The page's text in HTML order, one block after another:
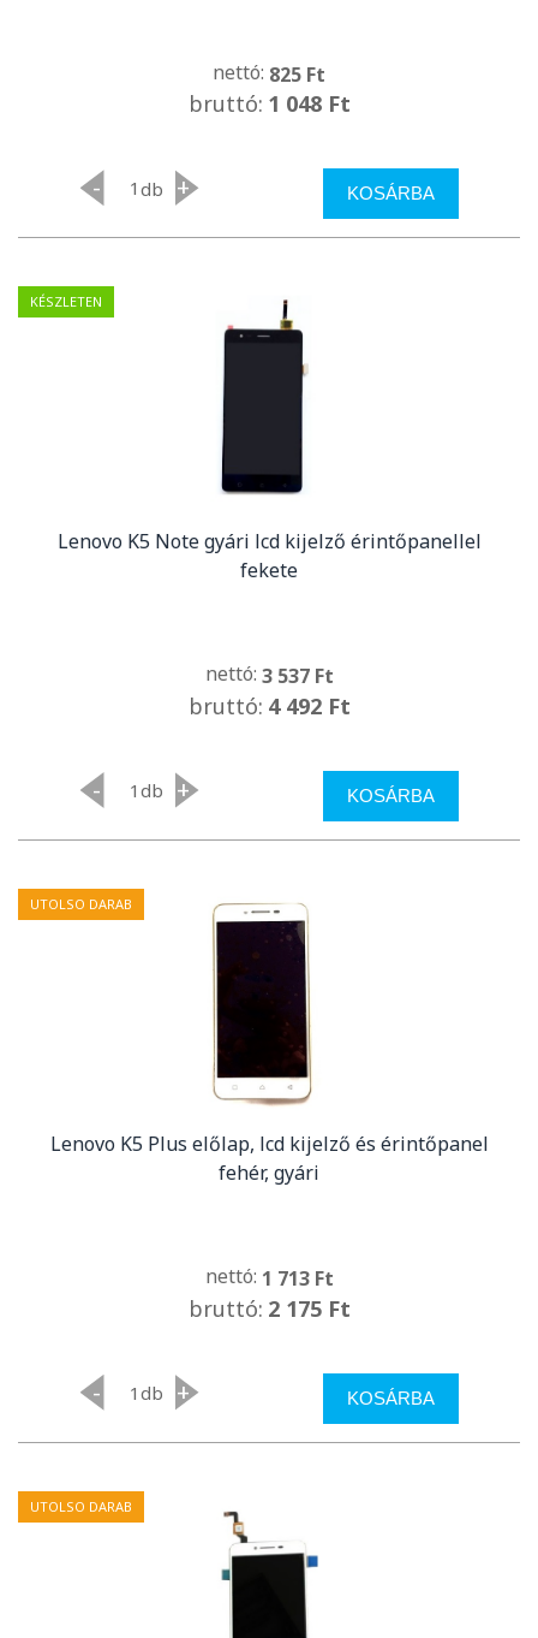
nettó: 825 Ft
bruttó: 1 048 Ft
- db + KOSÁRBA
KÉSZLETEN
Lenovo K5 Note gyári lcd kijelző érintőpanellel
fekete
nettó: 3 537 Ft
bruttó: 4 492 Ft
- db + KOSÁRBA
UTOLSO DARAB
Lenovo K5 Plus előlap, lcd kijelző és érintőpanel
fehér, gyári
nettó: 1 713 Ft
bruttó: 2 175 Ft
- db + KOSÁRBA
UTOLSO DARAB